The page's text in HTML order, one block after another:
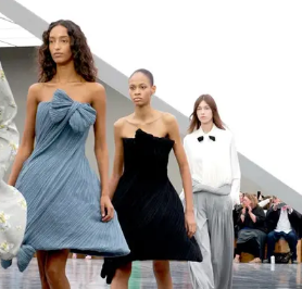
最後變成三不像。而從剛剛推出
注度，我們便知道 Demna 沒這麼
時代已經展開！